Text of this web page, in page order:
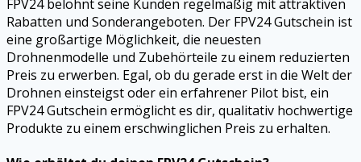
FPV24 belohnt seine Kunden regelmäßig mit attraktiven
Rabatten und Sonderangeboten. Der FPV24 Gutschein ist
eine großartige Möglichkeit, die neuesten
Drohnenmodelle und Zubehörteile zu einem reduzierten
Preis zu erwerben. Egal, ob du gerade erst in die Welt der
Drohnen einsteigst oder ein erfahrener Pilot bist, ein
FPV24 Gutschein ermöglicht es dir, qualitativ hochwertige
Produkte zu einem erschwinglichen Preis zu erhalten.